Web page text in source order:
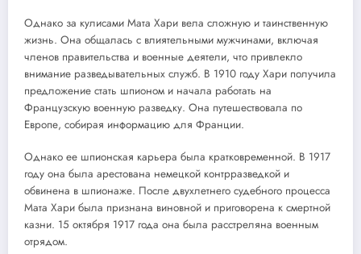
Однако за кулисами Мата Хари вела сложную и таинственную
жизнь. Она общалась с влиятельными мужчинами, включая
членов правительства и военные деятели, что привлекло
внимание разведывательных служб. В 1910 году Хари получила
предложение стать шпионом и начала работать на
Французскую военную разведку. Она путешествовала по
Европе, собирая информацию для Франции.
Однако ее шпионская карьера была кратковременной. В 1917
году она была арестована немецкой контрразведкой и
обвинена в шпионаже. После двухлетнего судебного процесса
Мата Хари была признана виновной и приговорена к смертной
казни. 15 октября 1917 года она была расстреляна военным
отрядом.